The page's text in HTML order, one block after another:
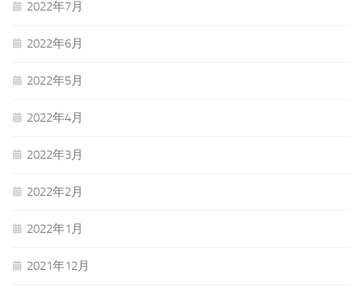
2022年7月
2022年6月
2022年5月
2022年4月
2022年3月
2022年2月
2022年1月
2021年12月